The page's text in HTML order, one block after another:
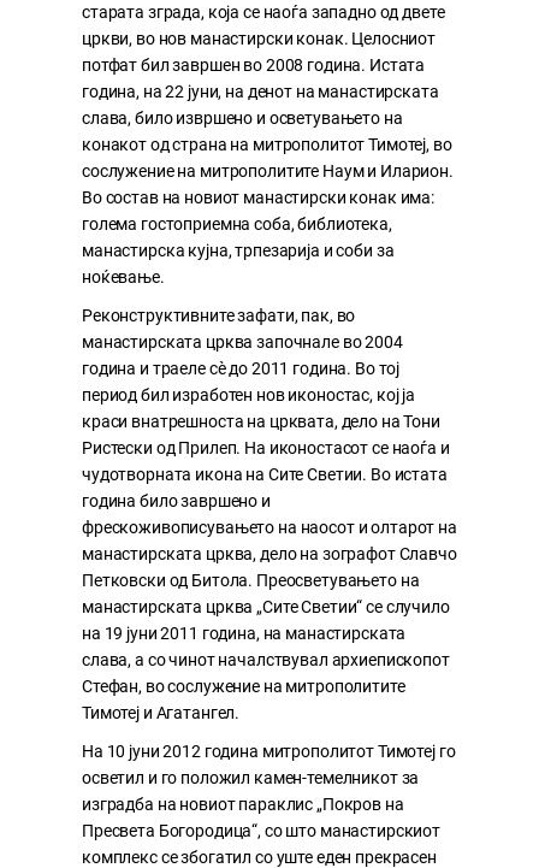
старата зграда, која се наоѓа западно од двете
цркви, во нов манастирски конак. Целосниот
потфат бил завршен во 2008 година. Истата
година, на 22 јуни, на денот на манастирската
слава, било извршено и осветувањето на
конакот од страна на митрополитот Тимотеј, во
сослужение на митрополитите Наум и Иларион.
Во состав на новиот манастирски конак има:
голема гостоприемна соба, библиотека,
манастирска кујна, трпезарија и соби за
ноќевање.
Реконструктивните зафати, пак, во
манастирската црква започнале во 2004
година и траеле сè до 2011 година. Во тој
период бил изработен нов иконостас, кој ја
краси внатрешноста на црквата, дело на Тони
Ристески од Прилеп. На иконостасот се наоѓа и
чудотворната икона на Сите Светии. Во истата
година било завршено и
фрескоживописувањето на наосот и олтарот на
манастирската црква, дело на зографот Славчо
Петковски од Битола. Преосветувањето на
манастирската црква „Сите Светии“ се случило
на 19 јуни 2011 година, на манастирската
слава, а со чинот началствувал архиепископот
Стефан, во сослужение на митрополитите
Тимотеј и Агатангел.
На 10 јуни 2012 година митрополитот Тимотеј го
осветил и го положил камен-темелникот за
изградба на новиот параклис „Покров на
Пресвета Богородица“, со што манастирскиот
комплекс се збогатил со уште еден прекрасен